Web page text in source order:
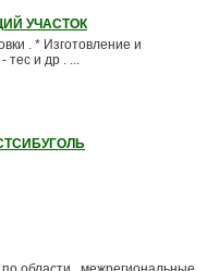
УЧАСТОК
. * Изготовление и
тес и др . ...